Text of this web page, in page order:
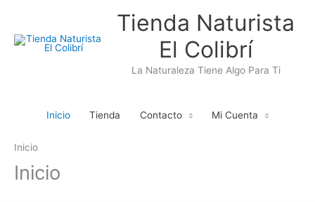
contenido
Tienda Naturista
El Colibrí
La Naturaleza Tiene Algo Para Ti
Inicio Tienda Contacto Mi Cuenta
Inicio
Inicio